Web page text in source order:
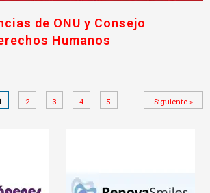
de ONU y Consejo
Humanos
2 3 4 5 Siguiente »